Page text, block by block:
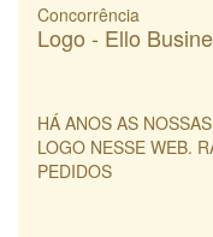
Concorrência
Logo - Ello
HÁ ANOS AS
LOGO NESSE WEB.
PEDIDOS